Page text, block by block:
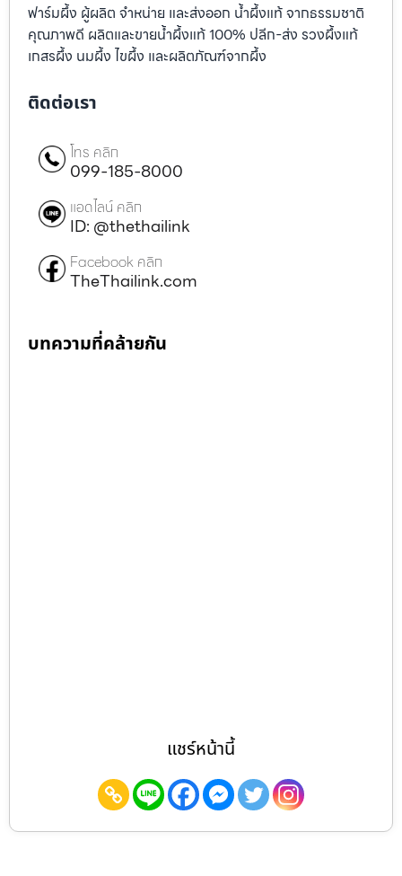
ฟาร์มผึ้ง ผู้ผลิต จำหน่าย และส่งออก น้ำผึ้งแท้ จากธรรมชาติ
คุณภาพดี ผลิตและขายน้ำผึ้งแท้ 100% ปลีก-ส่ง รวงผึ้งแท้
เกสรผึ้ง นมผึ้ง ไขผึ้ง และผลิตภัณฑ์จากผึ้ง
ติดต่อเรา
โทร คลิก
099-185-8000
แอดไลน์ คลิก
ID: @thethailink
Facebook คลิก
TheThailink.com
บทความที่คล้ายกัน
แชร์หน้านี้